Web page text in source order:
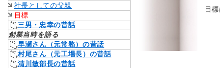
社長としての父親
目標
三男・忠幸の昔話
創業当時を語る
早瀬さん（元常務）の昔話
村尾さん（元工場長）の昔話
清川敏部長の昔話
目標